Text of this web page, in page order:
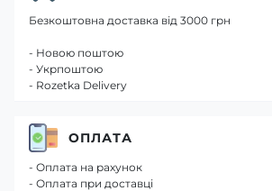
Безкоштовна доставка від 3000 грн
- Новою поштою
- Укрпоштою
- Rozetka Delivery
ОПЛАТА
- Оплата на рахунок
- Оплата при доставці